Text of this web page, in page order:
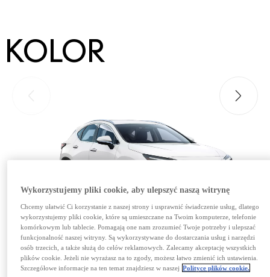
KOLOR
Wykorzystujemy pliki cookie, aby ulepszyć naszą witrynę
Chcemy ułatwić Ci korzystanie z naszej strony i usprawnić świadczenie usług, dlatego
wykorzystujemy pliki cookie, które są umieszczane na Twoim komputerze, telefonie
komórkowym lub tablecie. Pomagają one nam zrozumieć Twoje potrzeby i ulepszać
funkcjonalność naszej witryny. Są wykorzystywane do dostarczania usług i narzędzi
osób trzecich, a także służą do celów reklamowych. Zalecamy akceptację wszystkich
plików cookie. Jeżeli nie wyrażasz na to zgody, możesz łatwo zmienić ich ustawienia.
Szczegółowe informacje na ten temat znajdziesz w naszej Polityce plików cookie.